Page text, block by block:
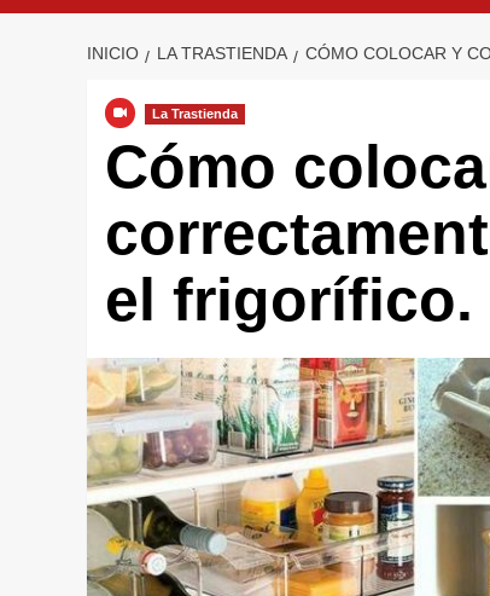
INICIO LA TRASTIENDA CÓMO COLOCAR Y
La Trastienda
Cómo
el frigorífico.